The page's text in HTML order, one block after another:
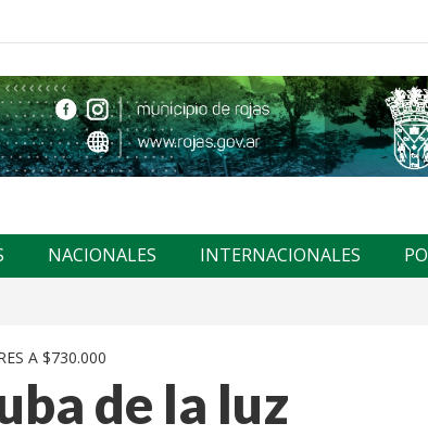
NACIONALES INTERNACIONALES
A $730.000
de la luz